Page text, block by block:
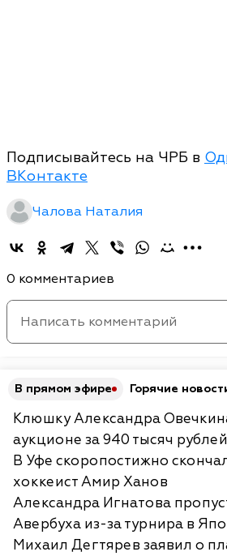
Подписывайтесь на ЧРБ в
ВКонтакте
Чалова Наталия
0 комментариев
В прямом эфире Горячие
Клюшку Александра
аукционе за 940 тысяч рублей
В Уфе скоропостижно
хоккеист Амир Ханов
Александра Игнатова
Авербуха из-за турнира в
Михаил Дегтярев заявил о